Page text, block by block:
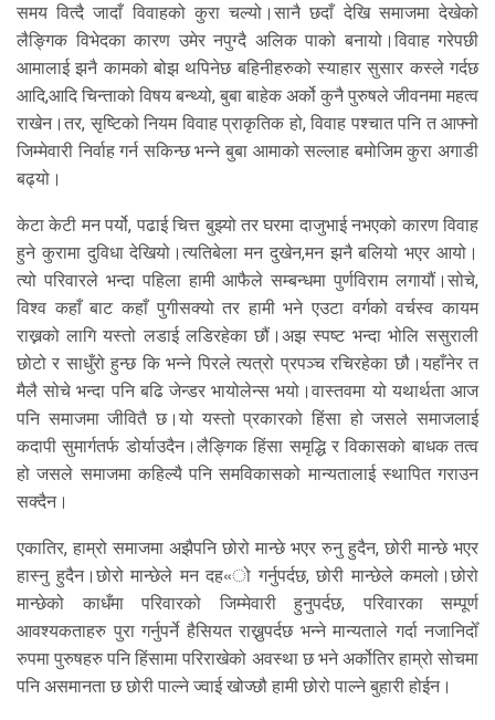
समय वित्दै जादाँ विवाहको कुरा चल्यो।सानै छदाँ देखि समाजमा देखेको
लैङ्गिक विभेदका कारण उमेर नपुग्दै अलिक पाको बनायो।विवाह गरेपछी
आमालाई झनै कामको बोझ थपिनेछ बहिनीहरुको स्याहार सुसार कस्ले गर्दछ
आदि,आदि चिन्ताको विषय बन्थ्यो, बुबा बाहेक अर्को कुनै पुरुषले जीवनमा महत्व
राखेन।तर, सृष्टिको नियम विवाह प्राकृतिक हो, विवाह पश्चात पनि त आफ्नो
जिम्मेवारी निर्वाह गर्न सकिन्छ भन्ने बुबा आमाको सल्लाह बमोजिम कुरा अगाडी
बढ्यो।
केटा केटी मन पर्यो, पढाई चित्त बुझ्यो तर घरमा दाजुभाई नभएको कारण विवाह
हुने कुरामा दुविधा देखियो।त्यतिबेला मन दुखेन,मन झनै बलियो भएर आयो।
त्यो परिवारले भन्दा पहिला हामी आफैले सम्बन्धमा पुर्णविराम लगायौं।सोचे,
विश्व कहाँ बाट कहाँ पुगीसक्यो तर हामी भने एउटा वर्गको वर्चस्व कायम
राख्नको लागि यस्तो लडाई लडिरहेका छौं।अझ स्पष्ट भन्दा भोलि ससुराली
छोटो र साधुँरो हुन्छ कि भन्ने पिरले त्यत्रो प्रपञ्च रचिरहेका छौ।यहाँनेर त
मैलै सोचे भन्दा पनि बढि जेन्डर भायोलेन्स भयो।वास्तवमा यो यथार्थता आज
पनि समाजमा जीवितै छ।यो यस्तो प्रकारको हिंसा हो जसले समाजलाई
कदापी सुमार्गतर्फ डोर्याउदैन।लैङ्गिक हिंसा समृद्धि र विकासको बाधक तत्व
हो जसले समाजमा कहिल्यै पनि समविकासको मान्यतालाई स्थापित गराउन
सक्दैन।
एकातिर, हाम्रो समाजमा अझैपनि छोरो मान्छे भएर रुनु हुदैन, छोरी मान्छे भएर
हास्नु हुदैन।छोरो मान्छेले मन दह«ो गर्नुपर्दछ, छोरी मान्छेले कमलो।छोरो
मान्छेको काधँमा परिवारको जिम्मेवारी हुनुपर्दछ, परिवारका सम्पूर्ण
आवश्यकताहरु पुरा गर्नुपर्ने हैसियत राख्नुपर्दछ भन्ने मान्यताले गर्दा नजानिदोँ
रुपमा पुरुषहरु पनि हिंसामा परिराखेको अवस्था छ भने अर्कोतिर हाम्रो सोचमा
पनि असमानता छ छोरी पाल्ने ज्वाई खोज्छौ हामी छोरो पाल्ने बुहारी होईन।